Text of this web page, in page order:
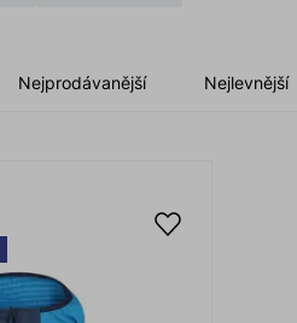
Nejprodávanější Nejlevnější